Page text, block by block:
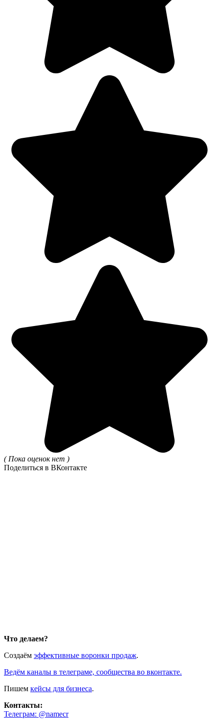
( Пока оценок нет )
Поделиться в ВКонтакте
Что делаем?
Создаём эффективные воронки продаж.
Ведём каналы в телеграме, сообщества во вконтакте.
Пишем кейсы для бизнеса.
Контакты:
Телеграм: @namecr